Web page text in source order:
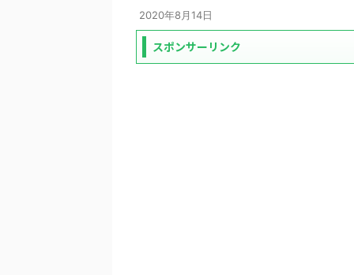
2020年8月14日
スポンサーリンク